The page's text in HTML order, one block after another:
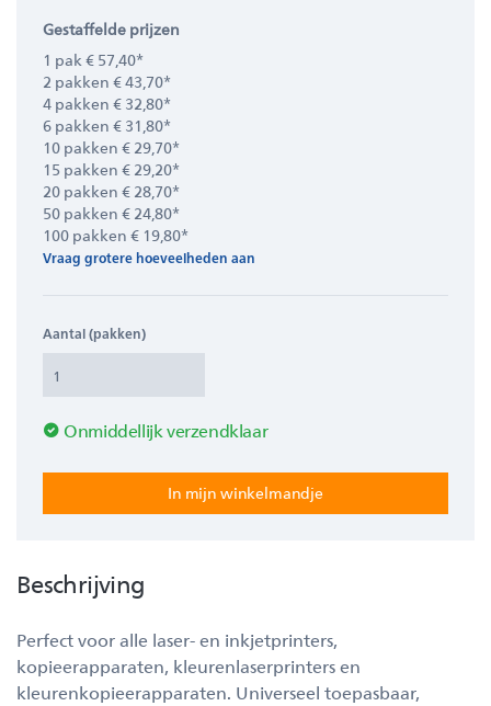
Gestaffelde prijzen
1 pak € 57,40*
2 pakken € 43,70*
4 pakken € 32,80*
6 pakken € 31,80*
10 pakken € 29,70*
15 pakken € 29,20*
20 pakken € 28,70*
50 pakken € 24,80*
100 pakken € 19,80*
Vraag grotere hoeveelheden aan
Aantal (pakken)
Onmiddellijk verzendklaar
Beschrijving
Perfect voor alle laser- en inkjetprinters,
kopieerapparaten, kleurenlaserprinters en
kleurenkopieerapparaten. Universeel toepasbaar,